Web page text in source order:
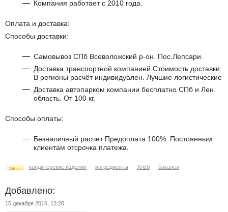
Компания работает с 2010 года.
Оплата и доставка:
Способы доставки:
Самовывоз СПб Всеволожский р-он. Пос.Лепсари.
Доставка транспортной компанией Стоимость доставки:
В регионы расчёт индивидуален. Лучшие логистические
Доставка автопарком компании бесплатно СПб и Лен.
область. От 100 кг.
Способы оплаты:
Безналичный расчет Предоплата 100%. Постоянным
клиентам отсрочка платежа.
кондитерские изделия ингредиенты Хлеб бакалея
Добавлено:
15 декабря 2016, 12:20